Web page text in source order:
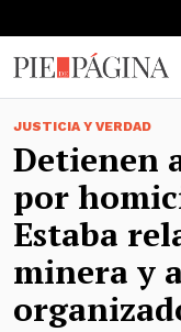
JUSTICIA Y VERDAD
Detienen
por
Estaba
minera y